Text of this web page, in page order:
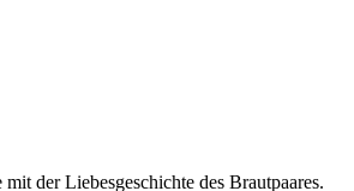
der Liebesgeschichte des Brautpaares.